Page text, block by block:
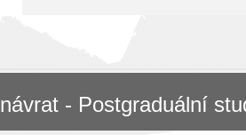
návrat - Postgraduální